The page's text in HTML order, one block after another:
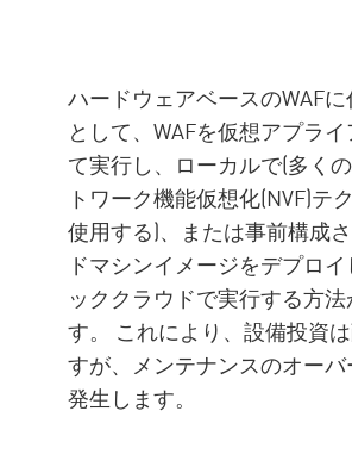
ハードウェアベースのWAF
として、WAFを仮想アプラ
て実行し、ローカルで(多く
トワーク機能仮想化(NVF)テ
使用する)、または事前構成
ドマシンイメージをデプロ
ッククラウドで実行する方法
す。 これにより、設備投資
すが、メンテナンスのオー
発生します。